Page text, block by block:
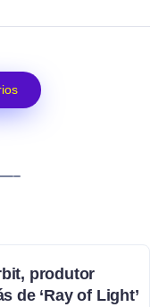
produtor
de ‘Ray of Light’